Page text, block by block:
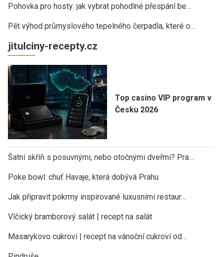
Pohovka pro hosty: jak vybrat pohodlné přespání be…
Pět výhod průmyslového tepelného čerpadla, které o…
jitulciny-recepty.cz
Top casino VIP program v
Česku 2026
Šatní skříň s posuvnými, nebo otočnými dveřmi? Pra…
Poke bowl: chuť Havaje, která dobývá Prahu
Jak připravit pokrmy inspirované luxusními restaur…
Vlčický bramborový salát | recept na salát
Masarykovo cukroví | recept na vánoční cukroví od…